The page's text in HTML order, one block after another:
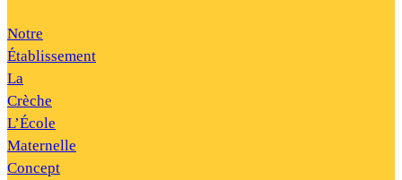
Notre
Établissement
La
Crèche
L’École
Maternelle
Concept